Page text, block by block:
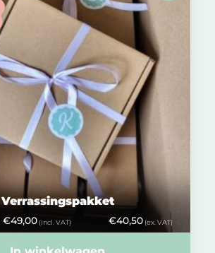
Verrassingspakket
€49,00(incl. VAT) €40,50 (ex. VAT)